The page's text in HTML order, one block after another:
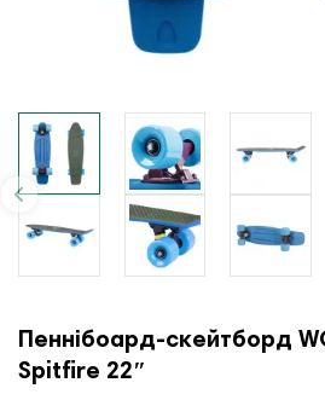
Пеннібоард-скейтборд
Spitfire 22ʺ